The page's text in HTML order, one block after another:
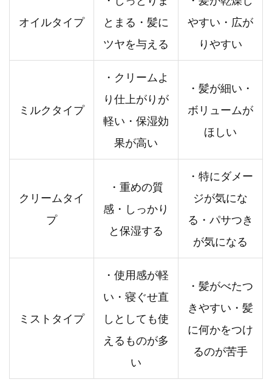
オイルタイプ
とまる・髪に
ツヤを与える
やすい・広が
りやすい
ミルクタイプ
・クリームよ
り仕上がりが
軽い・保湿効
果が高い
・髪が細い・
ボリュームが
ほしい
クリームタイ
プ
・重めの質
感・しっかり
と保湿する
・特にダメー
ジが気にな
る・パサつき
が気になる
ミストタイプ
・使用感が軽
い・寝ぐせ直
しとしても使
えるものが多
い
・髪がべたつ
きやすい・髪
に何かをつけ
るのが苦手